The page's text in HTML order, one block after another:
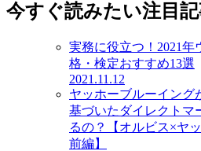
今すぐ読みたい注目
実務に役立つ！2021年
格・検定おすすめ13選
2021.11.12
ヤッホーブルーイング
基づいたダイレクトマ
るの？【オルビス×ヤ
前編】